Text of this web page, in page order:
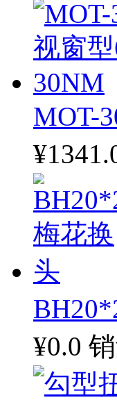
MOT-
¥0.0